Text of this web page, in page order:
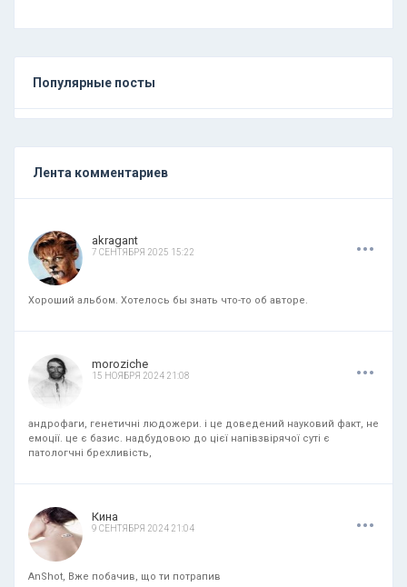
Популярные посты
Лента комментариев
akragant
7 СЕНТЯБРЯ 2025 15:22 ...
Хороший альбом. Хотелось бы знать что-то об авторе.
moroziche
15 НОЯБРЯ 2024 21:08 ...
андрофаги, генетичні людожери. і це доведений науковий факт, не
емоції. це є базис. надбудовою до цієї напівзвірячої суті є
патологчні брехливість,
Кина
9 СЕНТЯБРЯ 2024 21:04 ...
AnShot, Вже побачив, що ти потрапив